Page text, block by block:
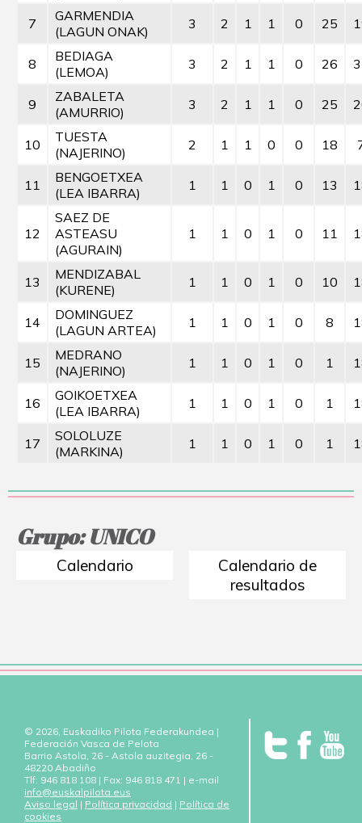
7
GARMENDIA
(LAGUN ONAK)
3 2 1 1 0 25
8
BEDIAGA
(LEMOA)
3 2 1 1 0 26
9
ZABALETA
(AMURRIO)
3 2 1 1 0 25
10
TUESTA
(NAJERINO)
2 1 1 0 0 18
11
BENGOETXEA
(LEA IBARRA)
1 1 0 1 0 13
12
SAEZ DE
ASTEASU
(AGURAIN)
1 1 0 1 0 11
13
MENDIZABAL
(KURENE)
1 1 0 1 0 10
14
DOMINGUEZ
(LAGUN ARTEA)
1 1 0 1 0 8
15
MEDRANO
(NAJERINO)
1 1 0 1 0 1
16
GOIKOETXEA
(LEA IBARRA)
1 1 0 1 0 1
17
SOLOLUZE
(MARKINA)
1 1 0 1 0 1
Grupo: UNICO
Calendario
Calendario de
resultados
© 2026, Euskadiko Pilota Federakundea |
Federación Vasca de Pelota
Barrio Astola, 26 - Astola auzitegia, 26 -
48220 Abadiño
Tlf: 946 818 108 | Fax: 946 818 471 | e-mail
info@euskalpilota.eus
Aviso legal | Política privacidad | Política de
cookies